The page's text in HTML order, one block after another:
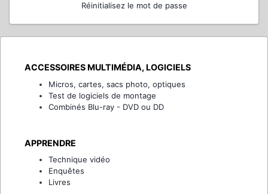
Réinitialisez le mot de passe
ACCESSOIRES MULTIMÉDIA, LOGICIELS
Micros, cartes, sacs photo, optiques
Test de logiciels de montage
Combinés Blu-ray - DVD ou DD
APPRENDRE
Technique vidéo
Enquêtes
Livres